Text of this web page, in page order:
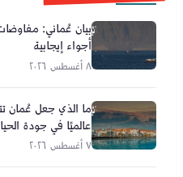
بيان عُماني:
أجواء إيجابية
٨ أغسطس ٢٠٢٦
ما الذي جعل عُمان
عالميًا في جودة
٧ أغسطس ٢٠٢٦